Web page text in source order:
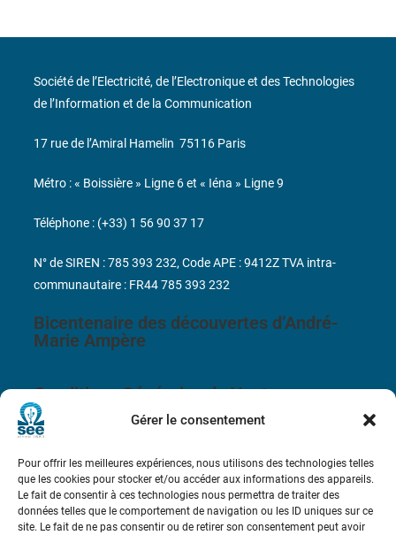
Gérer le consentement
Pour offrir les meilleures expériences, nous utilisons des technologies telles
que les cookies pour stocker et/ou accéder aux informations des appareils.
Le fait de consentir à ces technologies nous permettra de traiter des
données telles que le comportement de navigation ou les ID uniques sur ce
site. Le fait de ne pas consentir ou de retirer son consentement peut avoir
Bicentenaire des découvertes d’André-
Marie Ampère
Conditions Générales de Vente
Contact
Société de l’Electricité, de l’Electronique et des Technologies
de l’Information et de la Communication
17 rue de l’Amiral Hamelin 75116 Paris
Métro : « Boissière » Ligne 6 et « Iéna » Ligne 9
Téléphone : (+33) 1 56 90 37 17
N° de SIREN : 785 393 232, Code APE : 9412Z TVA intra-
communautaire : FR44 785 393 232